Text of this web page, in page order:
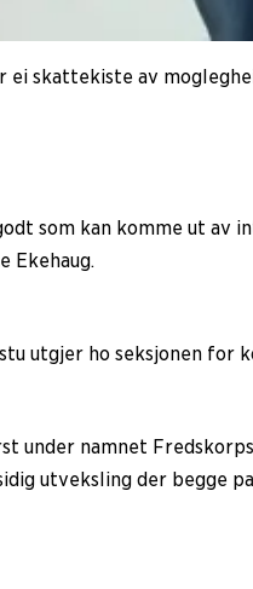
skattekiste av
som kan komme ut
Ekehaug.
utgjer ho seksjonen for
under namnet
utveksling der begge